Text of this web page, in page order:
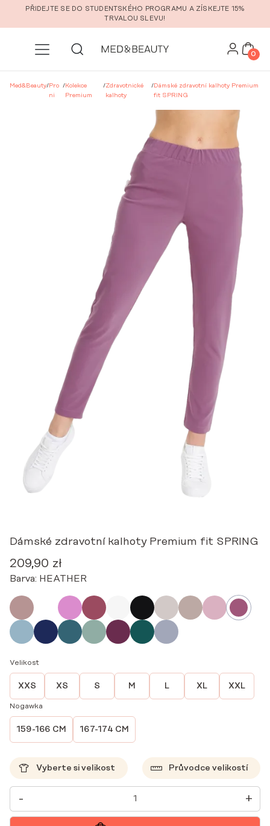
Přeskočit na hlavní obsah
PŘIDEJTE SE DO STUDENTSKÉHO PROGRAMU A ZÍSKEJTE 15%
TRVALOU SLEVU!
0
Med&Beauty/Pro
ni
/Kolekce
Premium
/Zdravotnické
kalhoty
/Dámské zdravotní kalhoty Premium
fit SPRING
Dámské zdravotní kalhoty Premium fit SPRING
209,90 zł
Barva: HEATHER
Velikost
XXS XS S M L XL XXL
Nogawka
159-166 CM 167-174 CM
Vyberte si velikost Průvodce velikostí
-
DÁMSKÉ
ZDRAVOTNÍ
KALHOTY
PREMIUM
+